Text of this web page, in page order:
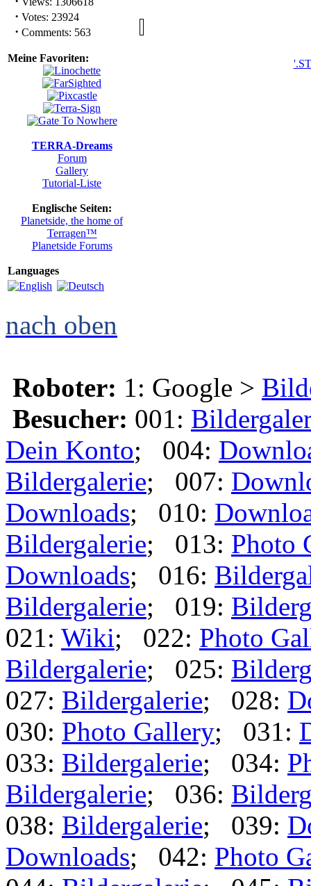
· Views: 1306618
· Votes: 23924
Meine Favoriten:
TERRA-Dreams
Forum
Gallery
Englische Seiten:
Planetside, the home of
Terragen™
Languages
nach oben
Roboter: 1: Google >
Besucher: 001:
Dein Konto; 004:
Bildergalerie; 007:
Downloads; 010:
Bildergalerie; 013: Photo
Downloads; 016:
Bildergalerie; 019:
021: Wiki; 022: Photo
Bildergalerie; 025:
027: Bildergalerie; 028:
030: Photo Gallery; 031:
033: Bildergalerie; 034:
Bildergalerie; 036:
038: Bildergalerie; 039:
Downloads; 042: Photo